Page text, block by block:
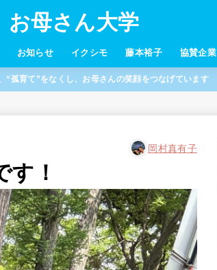
お母さん大学
お知らせ イクシモ 藤本裕子 協賛企業
“孤育て”をなくし、お母さんの笑顔をつなげています
岡村真有子
す！